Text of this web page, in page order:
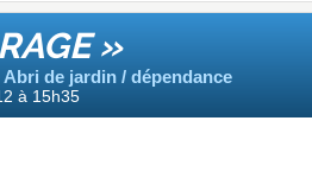
»
de jardin / dépendance
à 15h35